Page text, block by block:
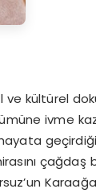
kültürel
ivme
çağdaş